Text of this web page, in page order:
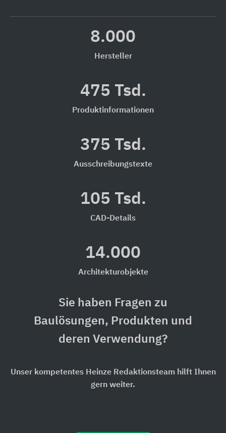
8.000
Hersteller
475 Tsd.
Produktinformationen
375 Tsd.
Ausschreibungstexte
105 Tsd.
CAD-Details
14.000
Architekturobjekte
Sie haben Fragen zu
Baulösungen, Produkten und
deren Verwendung?
Unser kompetentes Heinze Redaktionsteam hilft Ihnen
gern weiter.